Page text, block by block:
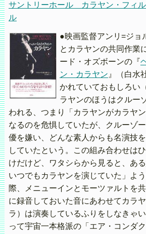
サントリーホール カラヤン・フィ
ル
●映画監督アンリ=ジョ
とカラヤンの共同作業
ード・オズボーンの『
ン・カラヤン 』（白水
かれていておもしろい
ラヤンのほうはクルー
われる、つまり「カラヤンがカラヤ
なるのを危惧していたが、クルーゾ
優を嫌い、どんな素人からも名演技
していたという。この組み合わせは
けだけど、ワタシらから見ると、あ
いつでもカラヤンを演じていた」よ
際、メニューインとモーツァルトを
に録音しておいた音にあわせてカラ
ラ）は演奏しているふりをしなきゃ
って宇宙一本格派の「エア・コンダ